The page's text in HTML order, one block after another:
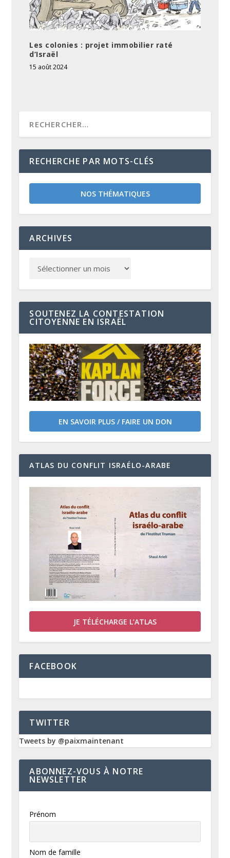
Les colonies : projet immobilier raté
d’Israël
15 août 2024
RECHERCHE PAR MOTS-CLÉS
NOS THÉMATIQUES
ARCHIVES
SOUTENEZ LA CONTESTATION
CITOYENNE EN ISRAËL
EN SAVOIR PLUS / FAIRE UN DON
ATLAS DU CONFLIT ISRAÉLO-ARABE
JE TÉLÉCHARGE L’ATLAS
FACEBOOK
TWITTER
Tweets by @paixmaintenant
ABONNEZ-VOUS À NOTRE
NEWSLETTER
Prénom
Nom de famille